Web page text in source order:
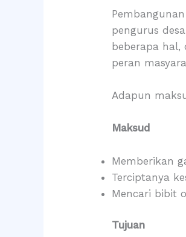
pengurus
beberapa
peran
Adapun
Maksud
Memberikan
Terciptanya
Mencari bibit
Tujuan